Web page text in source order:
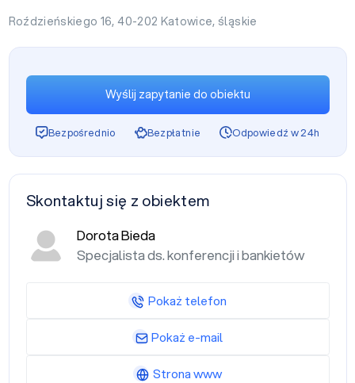
Roździeńskiego 16, 40-202 Katowice, śląskie
Wyślij zapytanie do obiektu
Bezpośrednio Bezpłatnie Odpowiedź w 24h
Skontaktuj się z obiektem
Dorota Bieda
Specjalista ds. konferencji i bankietów
Pokaż telefon
Pokaż e-mail
Strona www